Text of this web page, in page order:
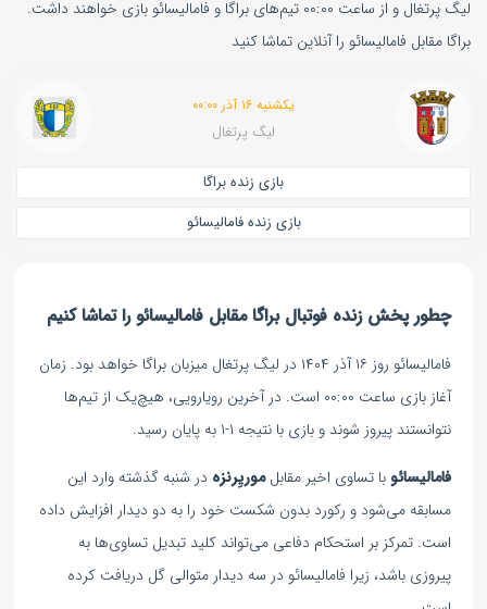
لیگ پرتغال و از ساعت ۰۰:۰۰ تیم‌های براگا و فامالیسائو بازی خواهند داشت.
براگا مقابل فامالیسائو را آنلاین تماشا کنید
یکشنبه ۱۶ آذر ۰۰:۰۰
لیگ پرتغال
بازی زنده براگا
بازی زنده فامالیسائو
چطور پخش زنده فوتبال براگا مقابل فامالیسائو را تماشا کنیم
فامالیسائو روز ۱۶ آذر ۱۴۰۴ در لیگ پرتغال میزبان براگا خواهد بود. زمان
آغاز بازی ساعت ۰۰:۰۰ است. در آخرین رویارویی، هیچ‌یک از تیم‌ها
نتوانستند پیروز شوند و بازی با نتیجه ۱-۱ به پایان رسید.
فامالیسائوبا تساوی اخیر مقابلموریِرنزه در شنبه گذشته وارد این
مسابقه می‌شود و رکورد بدون شکست خود را به دو دیدار افزایش داده
است. تمرکز بر استحکام دفاعی می‌تواند کلید تبدیل تساوی‌ها به
پیروزی باشد، زیرا فامالیسائو در سه دیدار متوالی گل دریافت کرده